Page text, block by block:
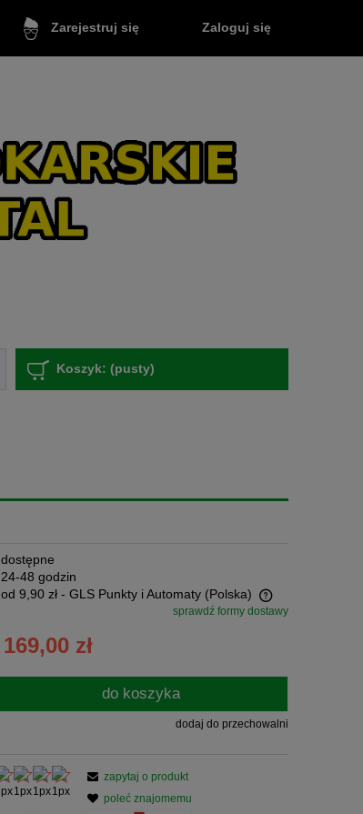
Zarejestruj się Zaloguj się
Koszyk: (pusty)
dostępne
24-48 godzin
od 9,90 zł - GLS Punkty i Automaty (Polska)
Cena nie zawiera ewentualnych kosztów
płatności
sprawdź formy dostawy
169,00 zł
do koszyka
dodaj do przechowalni
zapytaj o produkt
poleć znajomemu